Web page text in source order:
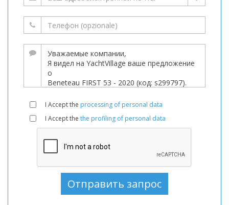
I Accept the processing of personal data
I Accept the the profiling of personal data